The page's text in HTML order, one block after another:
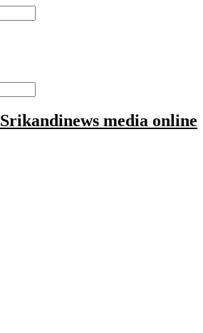
Srikandinews media online